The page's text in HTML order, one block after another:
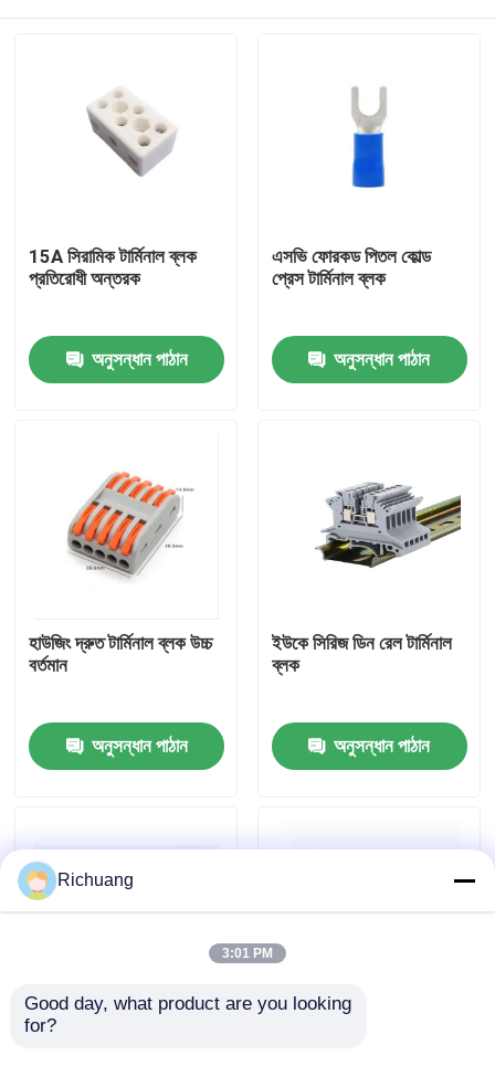
আমাদের সম্পর্কে
কারখানা ভ্রমণ
যোগাযোগ করুন
উদ্ধৃতির জন্য আবেদন
শিল্প অটোমেশন পণ্য
15A সিরামিক টার্মিনাল ব্লক
প্রতিরোধী অন্তরক
অনুসন্ধান পাঠান
এসভি ফোরকড পিতল কোল্ড
প্রেস টার্মিনাল ব্লক
অনুসন্ধান পাঠান
হাউজিং দ্রুত টার্মিনাল ব্লক উচ্চ
বর্তমান
অনুসন্ধান পাঠান
ইউকে সিরিজ ডিন রেল টার্মিনাল
ব্লক
অনুসন্ধান পাঠান
ডিবিভি ইনসার্ট টাইপ প্লাটিং টিন
Richuang
3:01 PM
Good day, what product are you looking
for?